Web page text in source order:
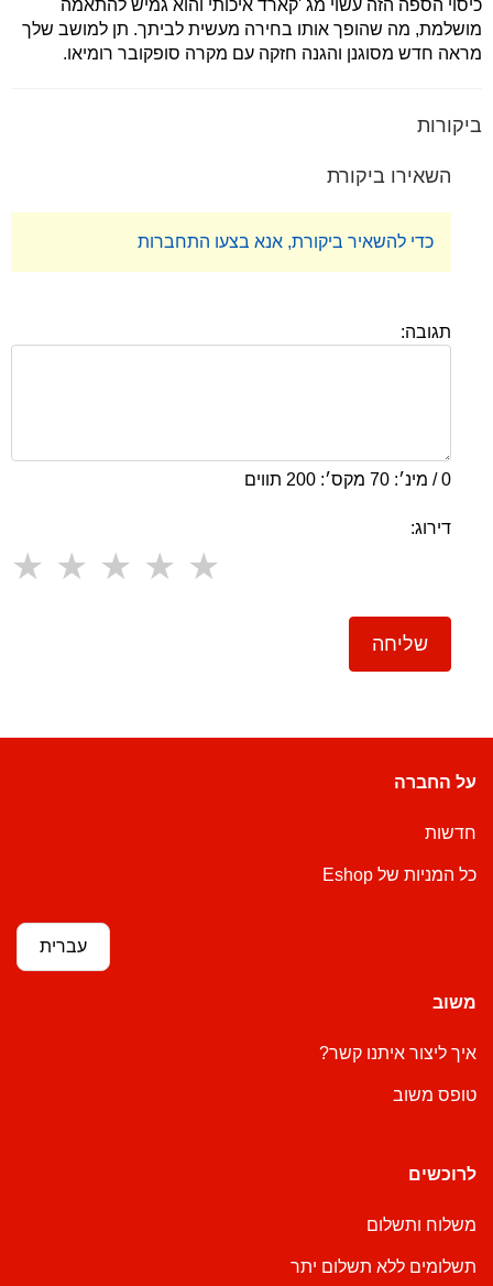
כיסוי הספה הזה עשוי מג 'קארד איכותי והוא גמיש להתאמה
מושלמת, מה שהופך אותו בחירה מעשית לביתך. תן למושב שלך
מראה חדש מסוגנן והגנה חזקה עם מקרה סופקובר רומיאו.
ביקורות
השאירו ביקורת
כדי להשאיר ביקורת, אנא בצעו התחברות
תגובה:
0 / מינ׳: 70 מקס׳: 200 תווים
דירוג:
שליחה
על החברה
חדשות
כל המניות של Eshop
עברית
משוב
איך ליצור איתנו קשר?
טופס משוב
לרוכשים
משלוח ותשלום
תשלומים ללא תשלום יתר